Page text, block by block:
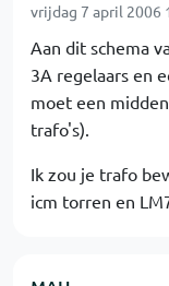
vrijdag 7 april 2006
Aan dit schema
3A regelaars en
moet een
trafo's).
Ik zou je trafo
icm torren en